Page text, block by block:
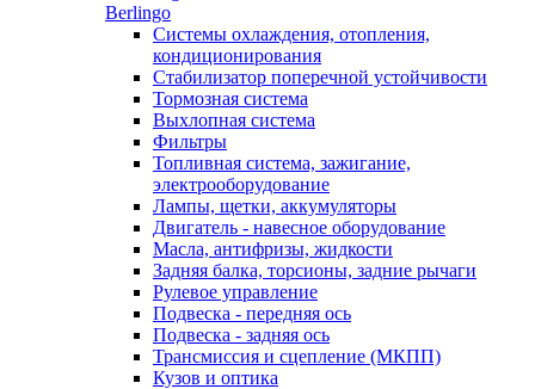
Berlingo
Системы охлаждения, отопления,
кондиционирования
Стабилизатор поперечной устойчивости
Тормозная система
Выхлопная система
Фильтры
Топливная система, зажигание,
электрооборудование
Лампы, щетки, аккумуляторы
Двигатель - навесное оборудование
Масла, антифризы, жидкости
Задняя балка, торсионы, задние рычаги
Рулевое управление
Подвеска - передняя ось
Подвеска - задняя ось
Трансмиссия и сцепление (МКПП)
Кузов и оптика